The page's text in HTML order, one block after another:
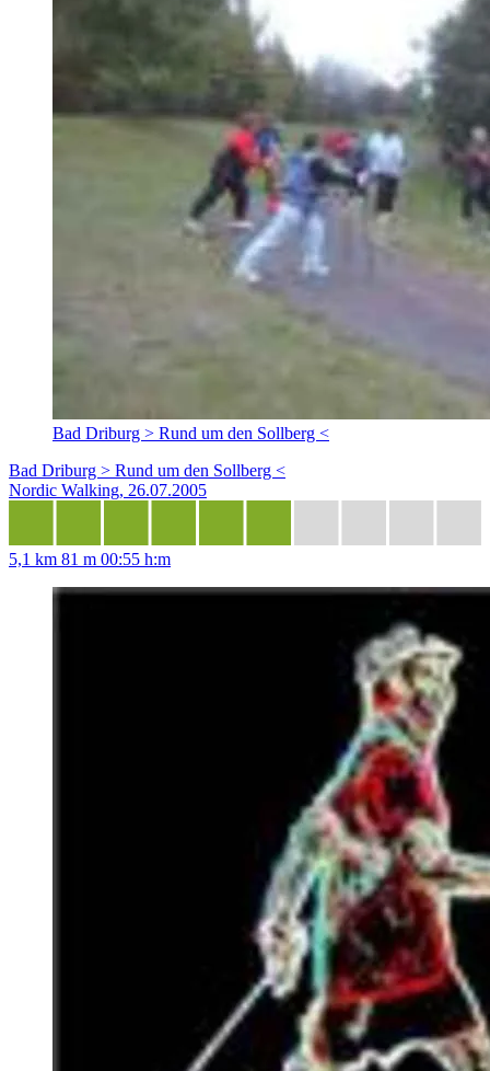
Bad Driburg > Rund um den Sollberg <
Bad Driburg > Rund um den Sollberg <
Nordic Walking, 26.07.2005
5,1 km 81 m 00:55 h:m